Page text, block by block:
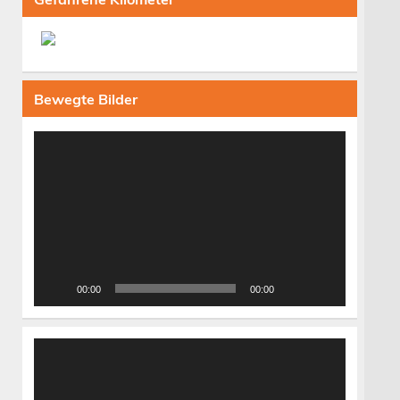
Bewegte Bilder
00:00 00:00
Video-